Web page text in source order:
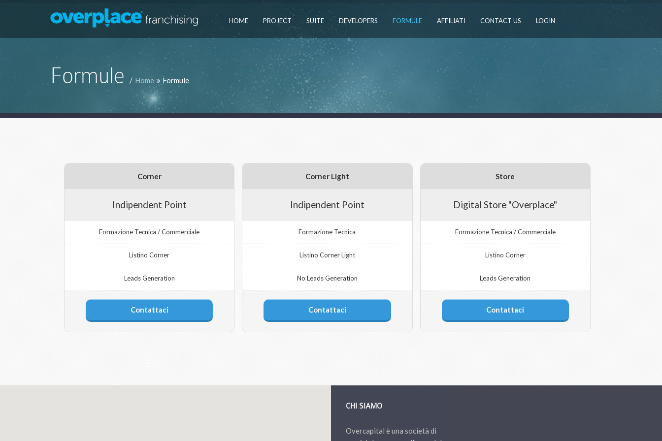
HOME PROJECT SUITE DEVELOPERS FORMULE AFFILIATI CONTACT US LOGIN
Formule / Home Formule
Corner
Indipendent Point
Formazione Tecnica / Commerciale
Listino Corner
Leads Generation
Contattaci
Corner Light
Indipendent Point
Formazione Tecnica
Listino Corner Light
No Leads Generation
Contattaci
Store
Digital Store "Overplace"
Formazione Tecnica / Commerciale
Listino Corner
Leads Generation
Contattaci
CHI SIAMO
Overcapital è una società di